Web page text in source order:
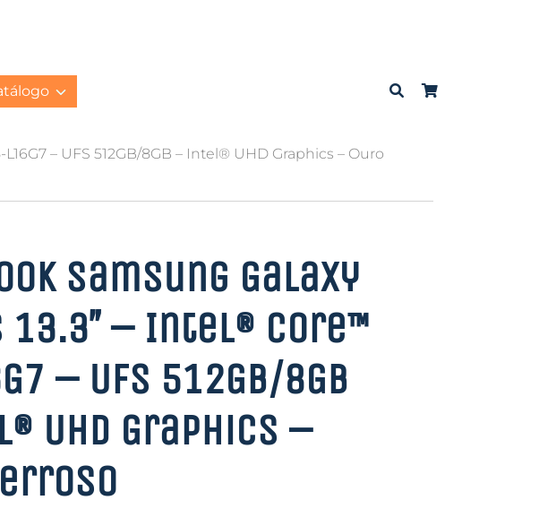
– UFS 512GB/8GB – Intel® UHD Graphics – Ouro
Samsung Galaxy
13.3″ – Intel® Core™
– UFS 512GB/8GB
UHD Graphics –